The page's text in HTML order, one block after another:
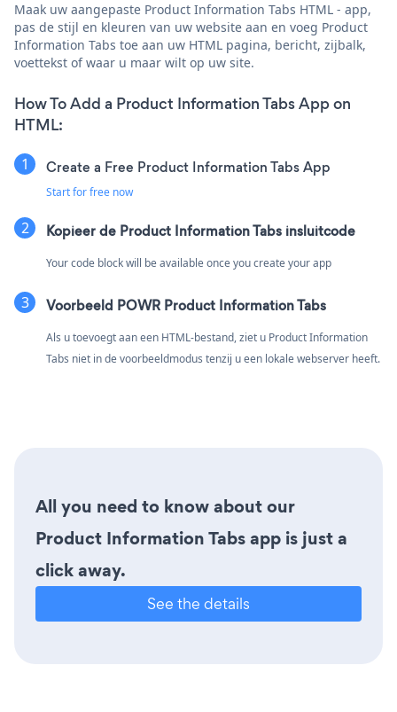
Maak uw aangepaste Product Information Tabs HTML - app,
pas de stijl en kleuren van uw website aan en voeg Product
Information Tabs toe aan uw HTML pagina, bericht, zijbalk,
voettekst of waar u maar wilt op uw site.
How To Add a Product Information Tabs App on
HTML:
Create a Free Product Information Tabs App
Start for free now
Kopieer de Product Information Tabs insluitcode
Your code block will be available once you create your app
Voorbeeld POWR Product Information Tabs
Als u toevoegt aan een HTML-bestand, ziet u Product Information
Tabs niet in de voorbeeldmodus tenzij u een lokale webserver heeft.
All you need to know about our
Product Information Tabs app is just a
click away.
See the details